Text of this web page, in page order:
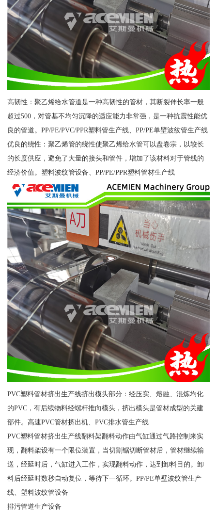
高韧性：聚乙烯给水管道是一种高韧性的管材，其断裂伸长率一般
超过500，对管基不均匀沉降的适应能力非常强，是一种抗震性能优
良的管道。PP/PE/PVC/PPR塑料管生产线、PP/PE单壁波纹管生产线
优良的绕性：聚乙烯管的绕性使聚乙烯给水管可以盘卷宗，以较长
的长度供应，避免了大量的接头和管件，增加了该材料对于管线的
经济价值。塑料波纹管设备、PP/PE/PPR塑料管材生产线
PVC塑料管材挤出生产线挤出模头部分：经压实、熔融、混炼均化
的PVC，有后续物料经螺杆推向模头，挤出模头是管材成型的关建
部件。高速PVC管材挤出机、PVC排水管生产线
PVC塑料管材挤出生产线翻料架翻料动作由气缸通过气路控制来实
现，翻料架设有一个限位装置，当切割锯切断管材后，管材继续输
送，经延时后，气缸进入工作，实现翻料动作，达到卸料目的。卸
料后经延时数秒自动复位，等待下一循环。PP/PE单壁波纹管生产
线、塑料波纹管设备
排污管道生产设备